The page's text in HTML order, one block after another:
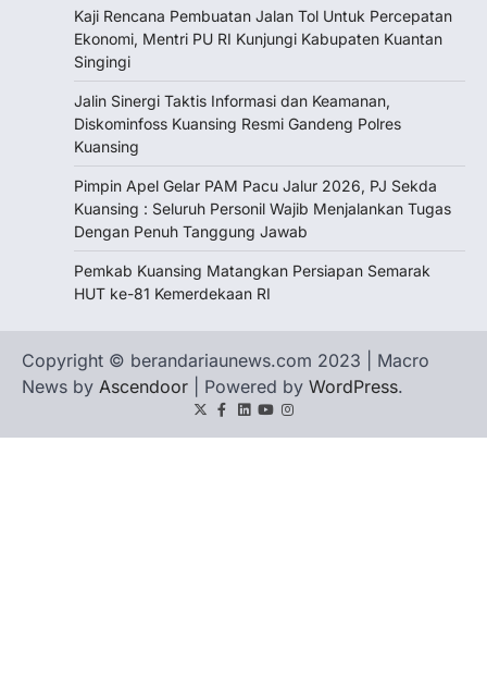
Kaji Rencana Pembuatan Jalan Tol Untuk Percepatan
Ekonomi, Mentri PU RI Kunjungi Kabupaten Kuantan
Singingi
Jalin Sinergi Taktis Informasi dan Keamanan,
Diskominfoss Kuansing Resmi Gandeng Polres
Kuansing
Pimpin Apel Gelar PAM Pacu Jalur 2026, PJ Sekda
Kuansing : Seluruh Personil Wajib Menjalankan Tugas
Dengan Penuh Tanggung Jawab
Pemkab Kuansing Matangkan Persiapan Semarak
HUT ke-81 Kemerdekaan RI
Copyright © berandariaunews.com 2023 | Macro
News by Ascendoor | Powered by WordPress.